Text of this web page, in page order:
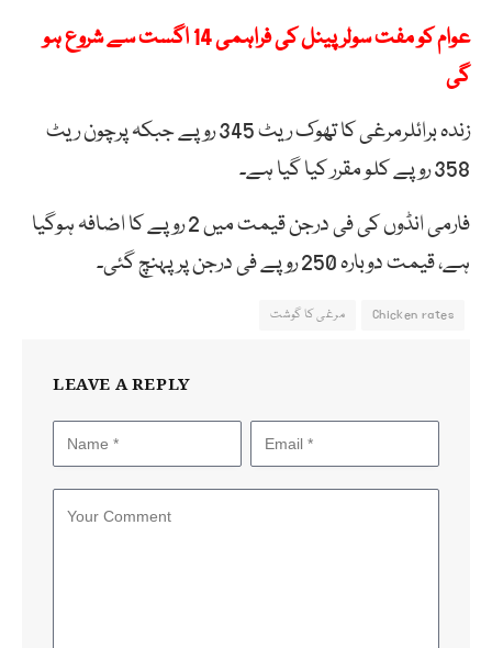
عوام کو مفت سولر پینل کی فراہمی 14 اگست سے شروع ہو
گی
زندہ برائلرمرغی کا تھوک ریٹ 345 روپے جبکہ پرچون ریٹ
358 روپے کلو مقرر کیا گیا ہے۔
فارمی انڈوں کی فی درجن قیمت میں 2 روپے کا اضافہ ہوگیا
ہے، قیمت دوبارہ 250 روپے فی درجن پر پہنچ گئی۔
Chicken rates مرغی کا گوشت
LEAVE A REPLY